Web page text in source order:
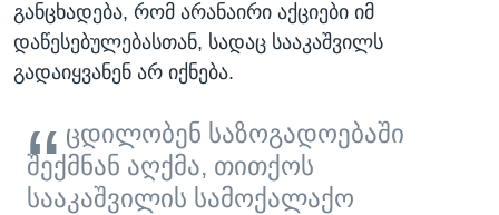
განცხადება, რომ არანაირი აქციები იმ
დაწესებულებასთან, სადაც სააკაშვილს
გადაიყვანენ არ იქნება.
ცდილობენ საზოგადოებაში
შექმნან აღქმა, თითქოს
სააკაშვილის სამოქალაქო